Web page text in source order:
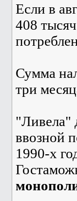
Если в
408
Сумма
три
"Ливела"
ввозной
1990-х